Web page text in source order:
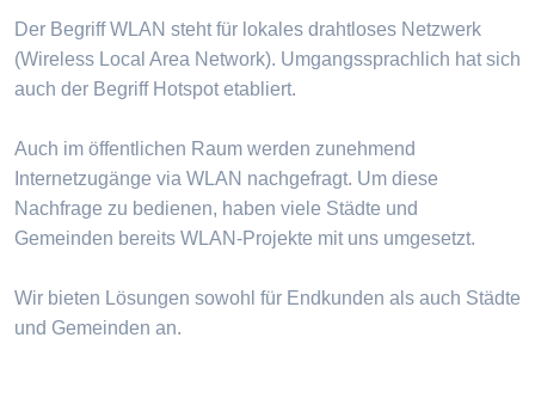
Der Begriff WLAN steht für lokales drahtloses Netzwerk
(Wireless Local Area Network). Umgangssprachlich hat sich
auch der Begriff Hotspot etabliert.
Auch im öffentlichen Raum werden zunehmend
Internetzugänge via WLAN nachgefragt. Um diese
Nachfrage zu bedienen, haben viele Städte und
Gemeinden bereits WLAN-Projekte mit uns umgesetzt.
Wir bieten Lösungen sowohl für Endkunden als auch Städte
und Gemeinden an.